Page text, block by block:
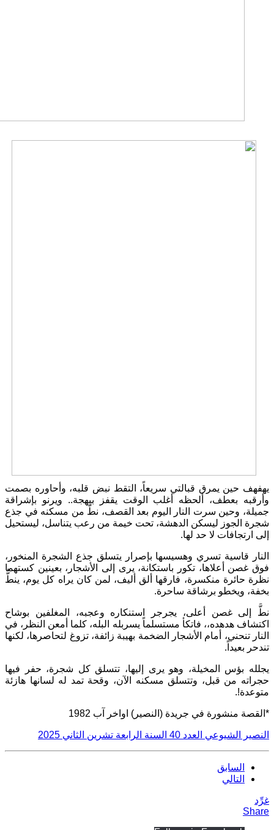
يهفهف حين يمرق قبالتي سريعاً، التقط نبض قلبه، وأحاوره بصمت
وأرقبه بعطف، ألحظه أغلب الوقت يقفز ببهجة.. ويرنو بإشراقة
جميلة، وحين سرت النار اليوم بعد القصف، نطّ من مسكنه في جذع
شجرة الجوز ليسكن الدهشة، تحت خيمة من رعب يتناسل، ليستحيل
إلى ارتجافات لا حد لها.
النار قاسية تسري وهسيسها بإصرار يتسلق جذع الشجرة المنخور،
فوق غصن أعلاها، تكور باستكانة، يرى إلى الأشجار، بعينين كستهما
نظرة حائرة منكسرة، فارقها ألق أليف، لمن كان يراه كل يوم، ينطُّ
بخفة، ويخطو برشاقة ساحرة.
نطَّ إلى غصن أعلى، يجرجر استنكاره وعجبه، المغلفين بوشاح
اكتشاف هدهده،، فاتكأ مستسلماً يسربله البله، كلما أمعن النظر، في
النار تنحني، أمام الأشجار الضخمة بهيبة زائفة، تزوغ لتحاصرها، لكنها
تندحر بعيداً.
يجلله بؤس المخيلة، وهو يرى إليها، تتسلق كل شجرة، حفر فيها
حجراته من قبل، وتتسلق مسكنه الآن، وقحة تمد له لسانها هازئة
متوعدة!.
*القصة منشورة في جريدة (النصير) اواخر آب 1982
النصير الشيوعي العدد السنة الرابعة تشرين الثاني
السابق
التالي
غرِّد
Share